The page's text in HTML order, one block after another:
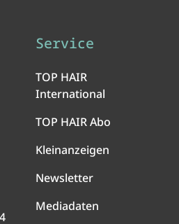
Service
TOP HAIR
International
TOP HAIR Abo
Kleinanzeigen
Newsletter
Mediadaten